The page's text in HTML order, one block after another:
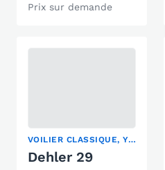
Prix sur demande
VOILIER CLASSIQUE, YACHT À VOILE
Dehler 29